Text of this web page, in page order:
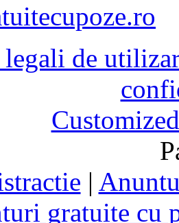
legali de
|
gratuite cu